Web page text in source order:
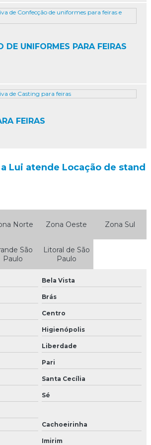
promocional
promocional sp
de vendas
em sp
para eventos
para eventos
para feiras e eventos
promocional
em sp
sp
eventos corporativos
DE UNIFORMES PARA FEIRAS
FEIRAS
Lui atende Locação de stand
Norte Zona Oeste Zona Sul
São
Paulo
Litoral de São
Paulo
Bela Vista
Brás
Centro
Higienópolis
Liberdade
Pari
Santa Cecília
Sé
Cachoeirinha
Imirim